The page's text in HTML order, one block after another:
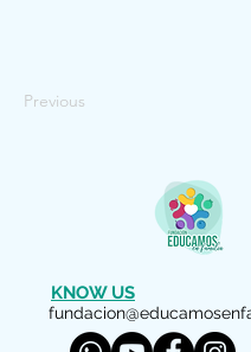
Previous
KNOW US